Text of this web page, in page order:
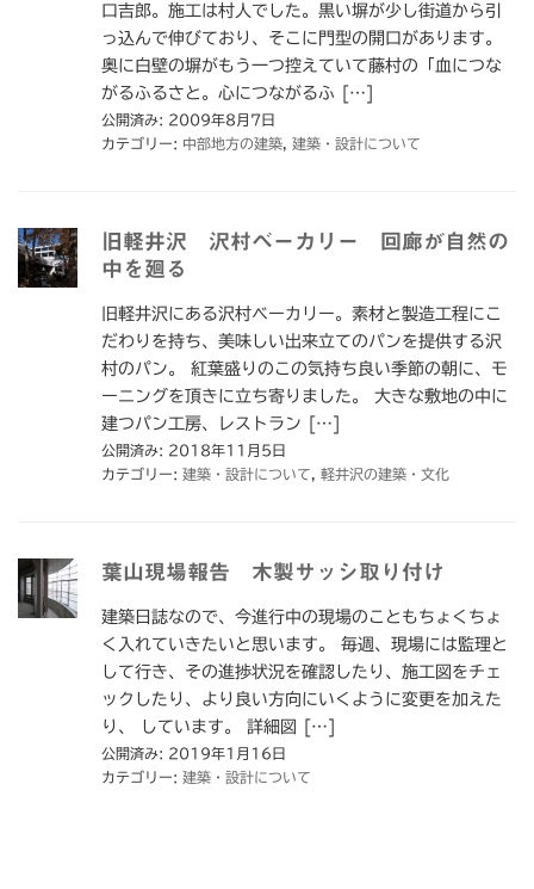
口吉郎。施工は村人でした。黒い塀が少し街道から引
っ込んで伸びており、そこに門型の開口があります。
奥に白壁の塀がもう一つ控えていて藤村の「血につな
がるふるさと。心につながるふ […]
公開済み: 2009年8月7日
カテゴリー: 中部地方の建築 建築・設計について
旧軽井沢 沢村ベーカリー 回廊が自然の
中を廻る
旧軽井沢にある沢村ベーカリー。素材と製造工程にこ
だわりを持ち、美味しい出来立てのパンを提供する沢
村のパン。 紅葉盛りのこの気持ち良い季節の朝に、モ
ーニングを頂きに立ち寄りました。 大きな敷地の中に
建つパン工房、レストラン […]
公開済み: 2018年11月5日
カテゴリー: 建築・設計について 軽井沢の建築・文化
葉山現場報告 木製サッシ取り付け
建築日誌なので、今進行中の現場のこともちょくちょ
く入れていきたいと思います。 毎週、現場には監理と
して行き、その進捗状況を確認したり、施工図をチェ
ックしたり、より良い方向にいくように変更を加えた
り、 しています。 詳細図 […]
公開済み: 2019年1月16日
カテゴリー: 建築・設計について